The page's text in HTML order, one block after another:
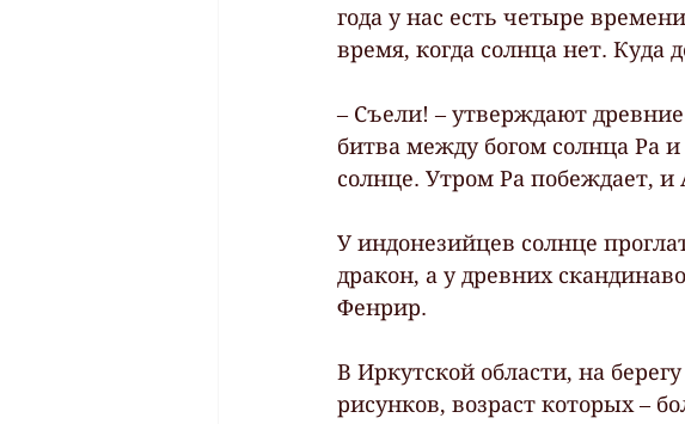
года у нас есть четыре
время, когда солнца нет. Куда
– Съели! – утверждают
битва между богом солнца Ра
солнце. Утром Ра побеждает, и
У индонезийцев солнце
дракон, а у древних
Фенрир.
В Иркутской области, на
рисунков, возраст которых –